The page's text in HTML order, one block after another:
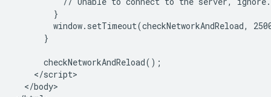
        }
window.setTimeout(checkNetworkAndReload,
      }
      checkNetworkAndReload();
    </script>
  </body>